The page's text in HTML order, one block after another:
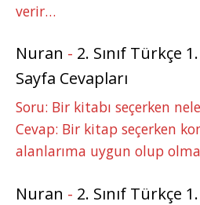
verir…
Nuran - 2. Sınıf Türkçe
Sayfa Cevapları
Soru: Bir kitabı seçerken
Cevap: Bir kitap seçerken
alanlarıma uygun olup
Nuran - 2. Sınıf Türkçe